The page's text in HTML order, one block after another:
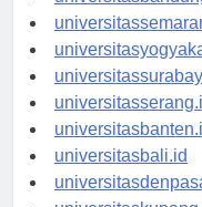
universitasbali.id